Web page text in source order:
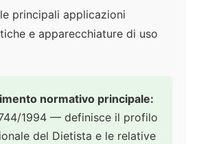
principali applicazioni
e apparecchiature di uso
normativo principale:
1994 — definisce il profilo
del Dietista e le relative